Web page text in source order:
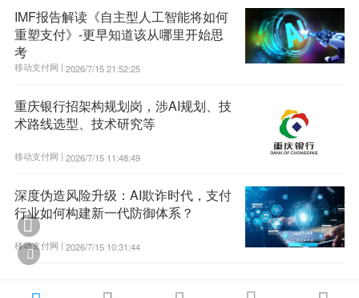
IMF报告解读《自主型人工智能将如何
重塑支付》-更早知道该从哪里开始思
考
移动支付网 | 2026/7/15 21:52:25
重庆银行招架构规划岗，涉AI规划、技
术路线选型、技术研究等
移动支付网 | 2026/7/15 11:48:49
深度伪造风险升级：AI欺诈时代，支付
行业如何构建新一代防御体系？
移动支付网 | 2026/7/15 10:31:44

